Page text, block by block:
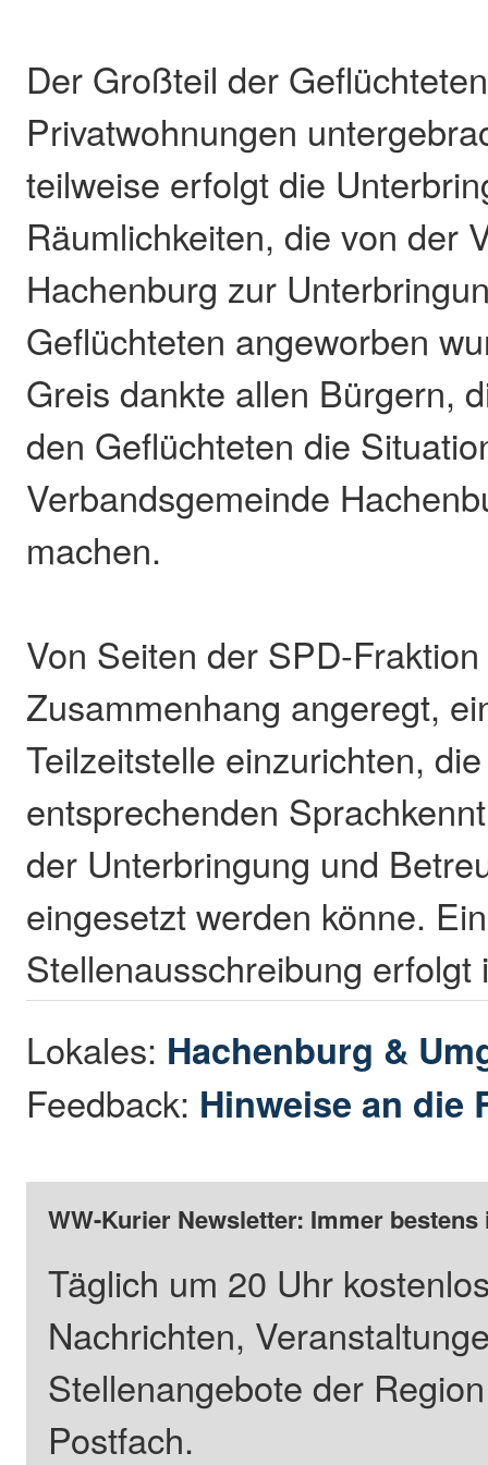
Der Großteil der
Privatwohnungen
teilweise erfolgt die
Räumlichkeiten, die von der
Hachenburg zur
Geflüchteten angeworben
Greis dankte allen Bürgern,
den Geflüchteten die
Verbandsgemeinde
machen.
Von Seiten der SPD-
Zusammenhang angeregt,
Teilzeitstelle einzurichten,
entsprechenden
der Unterbringung und
eingesetzt werden könne.
Stellenausschreibung erfolgt
Lokales: Hachenburg &
Feedback: Hinweise an die
WW-Kurier Newsletter: Immer
Täglich um 20 Uhr
Nachrichten,
Stellenangebote der
Postfach.